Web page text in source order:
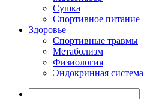
Сушка
Спортивное питание
Здоровье
Спортивные травмы
Метаболизм
Физиология
Эндокринная система